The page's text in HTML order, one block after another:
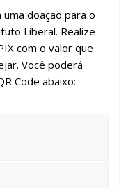
uma doação para o
Liberal. Realize
com o valor que
Você poderá
Code abaixo: